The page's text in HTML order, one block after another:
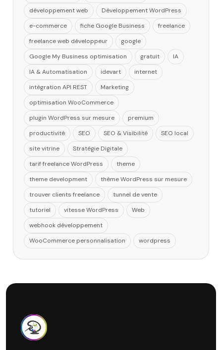
développement web
Développement WordPress
e-commerce
fiche Google Business
freelance
freelance web développeur
google
Google My Business optimisation
gratuit
IA
IA & Automatisation
idevart
internet
intégration API REST
Marketing
optimisation WooCommerce
plugin WordPress sur mesure
premium
productivité
SEO SEO & Visibilité
SEO local
site vitrine
Stratégie Digitale
tarif freelance WordPress
theme
theme development
thème WordPress sur mesure
trouver clients freelance
tunnel de vente
tutoriel
vitesse WordPress
Web
webhook développement
WooCommerce personnalisation
wordpress